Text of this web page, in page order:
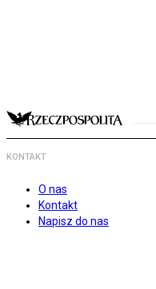
KONTAKT
O nas
Kontakt
Napisz do nas